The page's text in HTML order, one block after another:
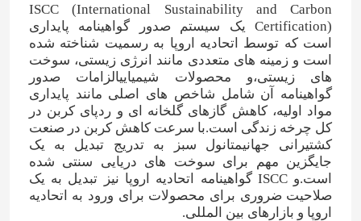
ISCC (International Sustainability and Carbon
Certification) یک سیستم صدور گواهینامه پایداری
است که توسط اتحادیه اروپا به رسمیت شناخته شده
است و زمینه های متعددی مانند انرژی زیستی، سوخت
های زیستی،و محصولات شیمیاییالزامات صدور
گواهینامه آن شامل شاخص های اصلی مانند پایداری
مواد اولیه، کاهش گازهای گلخانه ای و ردپای کربن در
کل چرخه زندگی است.با سرعت کاهش کربن در صنعت
کشتیرانی جهانیمتانول سبز به تدریج تبدیل به یک
جایگزین مهم برای سوخت های دریایی سنتی شده
است.و ISCC گواهینامه اتحادیه اروپا نیز تبدیل به یک
صلاحیت ضروری برای محصولات برای ورود به اتحادیه
اروپا و بازارهای بین المللی.